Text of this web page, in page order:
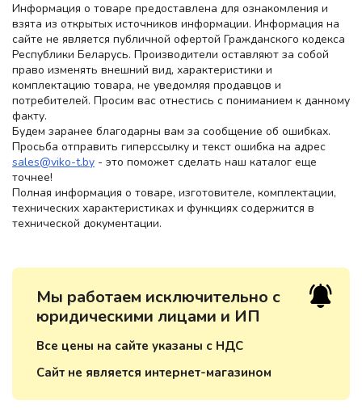
Информация о товаре предоставлена для ознакомления и
взята из открытых источников информации. Информация на
сайте не является публичной офертой Гражданского кодекса
Республики Беларусь. Производители оставляют за собой
право изменять внешний вид, характеристики и
комплектацию товара, не уведомляя продавцов и
потребителей. Просим вас отнестись с пониманием к данному
факту.
Будем заранее благодарны вам за сообщение об ошибках.
Просьба отправить гиперссылку и текст ошибка на адрес
sales@viko-t.by - это поможет сделать наш каталог еще
точнее!
Полная информация о товаре, изготовителе, комплектации,
технических характеристиках и функциях содержится в
технической документации.
Мы работаем исключительно с
юридическими лицами и ИП
Все цены на сайте указаны с НДС
Сайт не является интернет-магазином